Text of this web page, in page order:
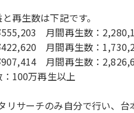
再生数は下記です。
月間再生数：
月間再生数：
月間再生数：
100万再生以上
リサーチのみ自分で行い、台